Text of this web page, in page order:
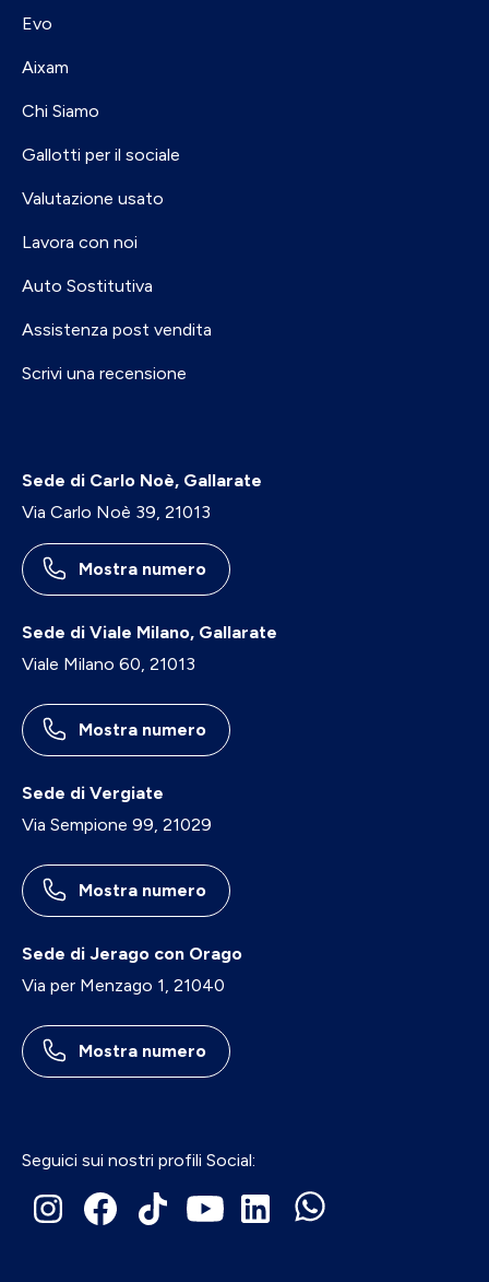
Evo
Aixam
Chi Siamo
Gallotti per il sociale
Valutazione usato
Lavora con noi
Auto Sostitutiva
Assistenza post vendita
Scrivi una recensione
Sede di Carlo Noè, Gallarate
Via Carlo Noè 39, 21013
Mostra numero
Sede di Viale Milano, Gallarate
Viale Milano 60, 21013
Mostra numero
Sede di Vergiate
Via Sempione 99, 21029
Mostra numero
Sede di Jerago con Orago
Via per Menzago 1, 21040
Mostra numero
Seguici sui nostri profili Social: